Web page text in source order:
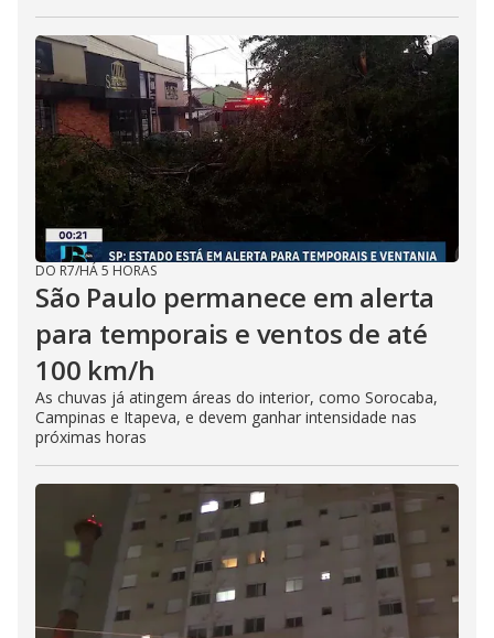
DO R7/HÁ 5 HORAS
São Paulo permanece em alerta
para temporais e ventos de até
100 km/h
As chuvas já atingem áreas do interior, como Sorocaba,
Campinas e Itapeva, e devem ganhar intensidade nas
próximas horas